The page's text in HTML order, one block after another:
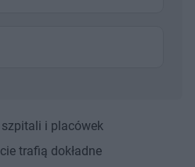
i placówek
trafią dokładne